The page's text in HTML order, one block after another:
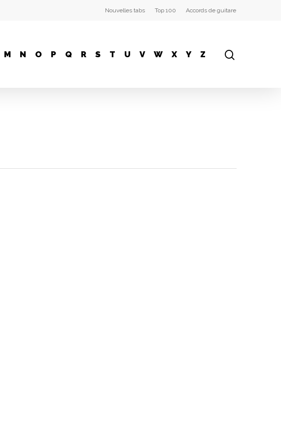
Nouvelles tabs Top 100 Accords de guitare
M N O P Q R S T U V W X Y Z